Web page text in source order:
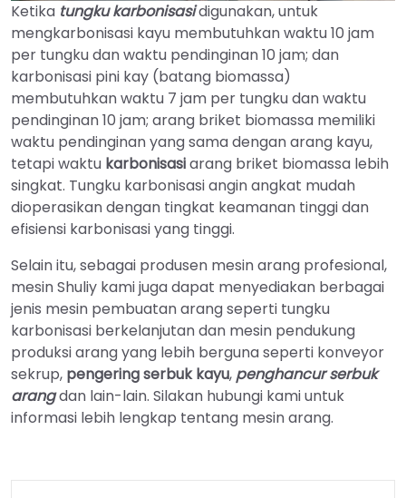
Ketika tungku karbonisasidigunakan, untuk
mengkarbonisasi kayu membutuhkan waktu 10 jam
per tungku dan waktu pendinginan 10 jam; dan
karbonisasi pini kay (batang biomassa)
membutuhkan waktu 7 jam per tungku dan waktu
pendinginan 10 jam; arang briket biomassa memiliki
waktu pendinginan yang sama dengan arang kayu,
tetapi waktu karbonisasiarang briket biomassa lebih
singkat. Tungku karbonisasi angin angkat mudah
dioperasikan dengan tingkat keamanan tinggi dan
efisiensi karbonisasi yang tinggi.
Selain itu, sebagai produsen mesin arang profesional,
mesin Shuliy kami juga dapat menyediakan berbagai
jenis mesin pembuatan arang seperti tungku
karbonisasi berkelanjutan dan mesin pendukung
produksi arang yang lebih berguna seperti konveyor
sekrup, pengering serbuk kayu, penghancur serbuk
arangdan lain-lain. Silakan hubungi kami untuk
informasi lebih lengkap tentang mesin arang.